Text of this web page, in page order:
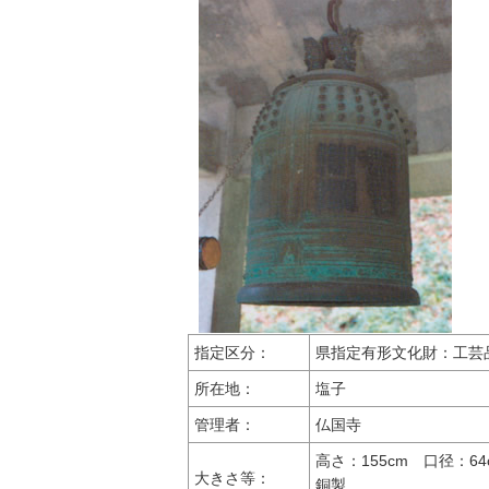
指定区分： 県指定有形文化財：工芸
所在地： 塩子
管理者： 仏国寺
大きさ等：
高さ：155cm 口径：
銅製